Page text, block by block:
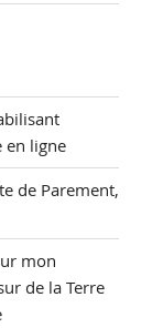
en ligne
de Parement,
mon
de la Terre